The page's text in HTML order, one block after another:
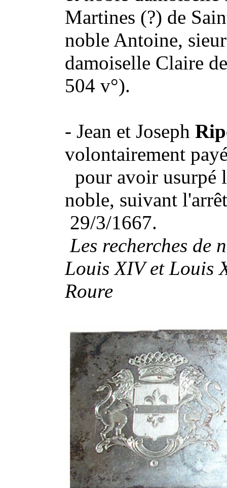
Martines (?) de
noble Antoine,
damoiselle Claire
504 v°).
- Jean et Joseph
volontairement
pour avoir usurpé
noble, suivant
29/3/1667.
Les recherches de
Louis XIV et Louis
Roure